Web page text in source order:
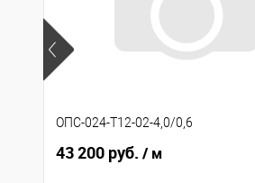
ОПС-024-Т12-02-4,0/0,6
43 200 руб. / м